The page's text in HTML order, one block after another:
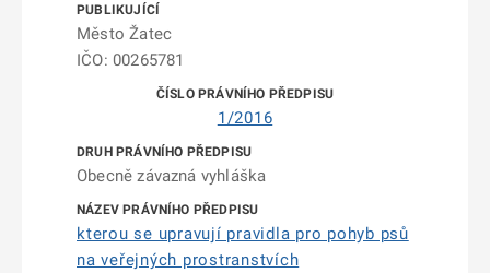
Město Žatec
IČO: 00265781
1/2016
Obecně závazná vyhláška
kterou se upravují pravidla pro pohyb psů
na veřejných prostranstvích